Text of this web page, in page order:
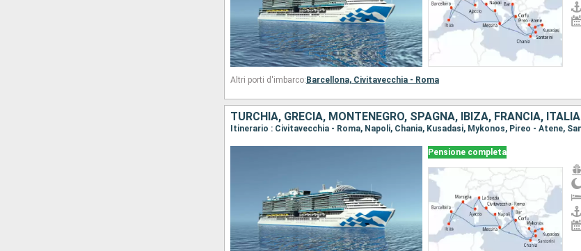
Altri porti d'imbarco: Barcellona, Civitavecchia - Roma
TURCHIA, GRECIA, MONTENEGRO, SPAGNA, IBIZA, FRANCIA, ITALIA
Pensione completa